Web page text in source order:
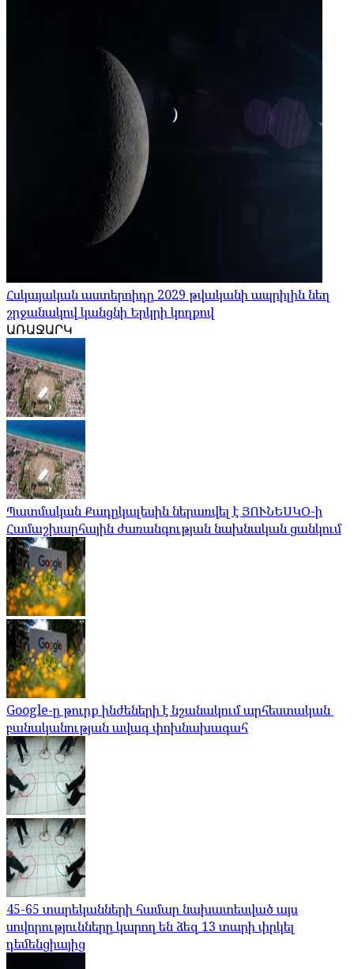
Հսկայական աստերոիդը 2029 թվականի ապրիլին նեղ
շրջանակով կանցնի Երկրի կողքով
ԱՌԱՋԱՐԿ
Պատմական Քադըկալեսին ներառվել է ՅՈՒՆԵՍԿՕ-ի
Համաշխարհային ժառանգության նախնական ցանկում
Google-ը թուրք ինժեների է նշանակում արհեստական ​​
բանականության ավագ փոխնախագահ
45-65 տարեկանների համար նախատեսված այս
սովորությունները կարող են ձեզ 13 տարի փրկել
դեմենցիայից